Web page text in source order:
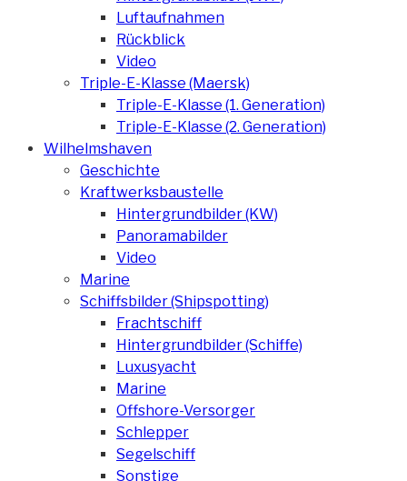
Luftaufnahmen
Rückblick
Video
Triple-E-Klasse (Maersk)
Triple-E-Klasse (1. Generation)
Triple-E-Klasse (2. Generation)
Wilhelmshaven
Geschichte
Kraftwerksbaustelle
Hintergrundbilder (KW)
Panoramabilder
Video
Marine
Schiffsbilder (Shipspotting)
Frachtschiff
Hintergrundbilder (Schiffe)
Luxusyacht
Marine
Offshore-Versorger
Schlepper
Segelschiff
Sonstige